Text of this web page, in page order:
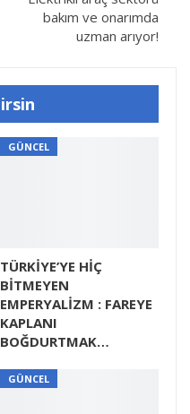
bakım ve onarımda
uzman arıyor!
GÜNCEL
TÜRKİYE’YE HİÇ
BİTMEYEN
EMPERYALİZM : FAREYE
KAPLANI
BOĞDURTMAK…
GÜNCEL